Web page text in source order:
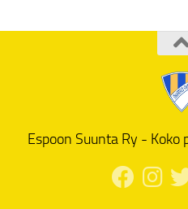
Espoon Suunta Ry -